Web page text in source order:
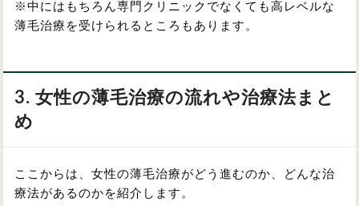
※中にはもちろん専門クリニックでなくても高レベルな
薄毛治療を受けられるところもあります。
3. 女性の薄毛治療の流れや治療法まと
め
ここからは、女性の薄毛治療がどう進むのか、どんな治
療法があるのかを紹介します。